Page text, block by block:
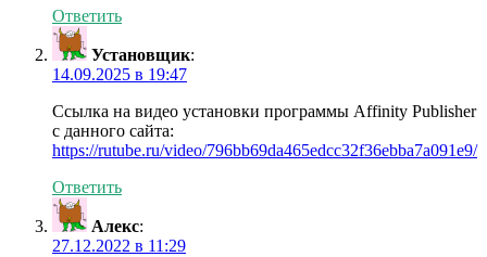
Ответить
Установщик:
14.09.2025 в 19:47
Ссылка на видео установки программы Affinity Publisher
с данного сайта:
https://rutube.ru/video/796bb69da465edcc32f36ebba7a091e9/
Ответить
Алекс:
27.12.2022 в 11:29